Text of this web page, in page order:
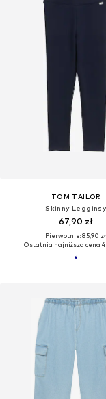
TOM TAILOR
Skinny Legginsy
67,90 zł
Pierwotnie: 85,90 zł
Ostatnia najniższa cena: